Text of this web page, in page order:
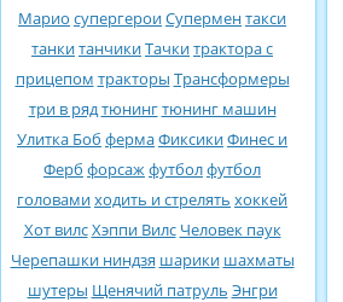
Марио супергероиСуперментакси
танкитанчикиТачкитрактора с
прицепом тракторы Трансформеры
три в рядтюнингтюнинг машин
Улитка Боб фермаФиксикиФинес и
Ферб форсажфутболфутбол
головамиходить и стрелять хоккей
Хот вилсХэппи Вилс Человек паук
Черепашки ниндзя шарики шахматы
шутеры Щенячий патруль Энгри